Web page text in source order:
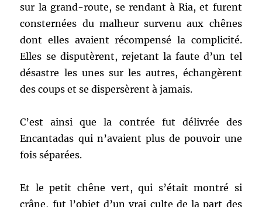
sur la grand-route, se rendant à Ria, et furent
consternées du malheur survenu aux chênes
dont elles avaient récompensé la complicité.
Elles se disputèrent, rejetant la faute d’un tel
désastre les unes sur les autres, échangèrent
des coups et se dispersèrent à jamais.
C’est ainsi que la contrée fut délivrée des
Encantadas qui n’avaient plus de pouvoir une
fois séparées.
Et le petit chêne vert, qui s’était montré si
crâne, fut l’objet d’un vrai culte de la part des